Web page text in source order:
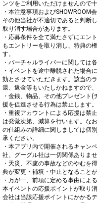
ンツをご利用いただけませんので
・本注意事項およびSHOWROOM
その他当社が不適切であると判断
取り消す場合があります。
・応募条件を全て満たさずにエン
もエントリーを取り消し、特典の
す。
・バーチャルライバーに関しては
・イベントを途中離脱された場合
効とさせていただきます。該当の
還、返金等もいたしかねますので
・金銭、物品、その他プレゼント
援を促進させる行為は禁止します。
・重複アカウントによる応援は禁
は発覚次第、減算を行います。な
の仕組みの詳細に関しましては個
承ください。
・本アプリ内で開催されるキャン
社、グーグル社は一切関係ありませ
・天災、不慮の事故などのやむを
典が変更・補填・中止となること
・万が一、前項に定める事由によ
本イベントの応援ポイントが取り
会社は当該応援ポイントにかかる